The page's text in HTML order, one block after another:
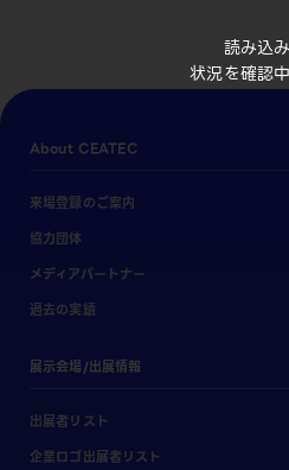
読み込
状況を確認
About CEATEC
来場登録のご案内
協力団体
メディアパートナー
過去の実績
展示会場/出展情報
出展者リスト
企業ロゴ出展者リスト